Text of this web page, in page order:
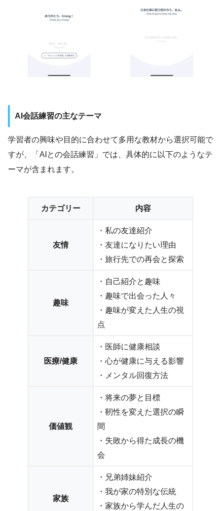
AI会話練習の主なテーマ
学習者の興味や目的に合わせて多用な教材から選択可能で
すが、「AIとの会話練習」では、具体的に以下のようなテ
ーマが含まれます。
カテゴリー 内容
友情
・私の友達紹介
・友達になりたい理由
・旅行先での再会と探索
趣味
・自己紹介と趣味
・趣味で出会った人々
・趣味が変えた人生の視
点
医療/健康
・医師に健康相談
・心が健康に与える影響
・メンタル回復方法
価値観
・将来の夢と目標
・靭性を変えた選択の瞬
間
・失敗から得た成長の機
会
家族
・兄弟姉妹紹介
・我が家の特別な伝統
・家族から学んだ人生の